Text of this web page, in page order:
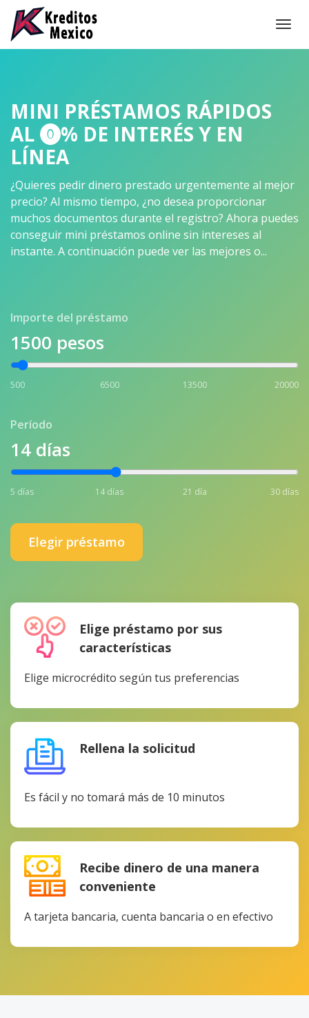
MINI PRÉSTAMOS RÁPIDOS
AL ⓿% DE INTERÉS Y EN
LÍNEA
¿Quieres pedir dinero prestado urgentemente al mejor
precio? Al mismo tiempo, ¿no desea proporcionar
muchos documentos durante el registro? Ahora puedes
conseguir mini préstamos online sin intereses al
instante. A continuación puede ver las mejores o...
Importe del préstamo
1500 pesos
500 6500 13500 20000
Período
14 días
5 días 14 días 21 día 30 días
Elegir préstamo
Elige préstamo por sus
características
Elige microcrédito según tus preferencias
Rellena la solicitud
Es fácil y no tomará más de 10 minutos
Recibe dinero de una manera
conveniente
A tarjeta bancaria, cuenta bancaria o en efectivo